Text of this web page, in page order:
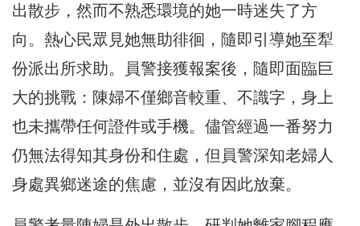
出散步， 然而不熟悉環境的她一時迷失了方
向。熱心民眾見她無助徘徊， 隨即引導她至犁
份派出所求助。員警接獲報案後， 隨即面臨巨
大的挑戰：陳婦不僅鄉音較重、不識字， 身上
也未攜帶任何證件或手機。 儘管經過一番努力
仍無法得知其身份和住處， 但員警深知老婦人
身處異鄉迷途的焦慮，並沒有因此放棄。